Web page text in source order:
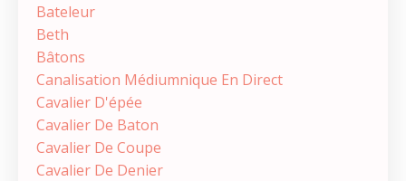
Bateleur
Beth
Bâtons
Canalisation Médiumnique En Direct
Cavalier D'épée
Cavalier De Baton
Cavalier De Coupe
Cavalier De Denier